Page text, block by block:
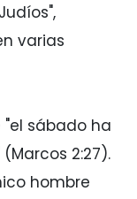
varias
sábado ha
2:27).
hombre